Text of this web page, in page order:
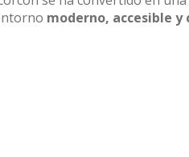
moderno, accesible y